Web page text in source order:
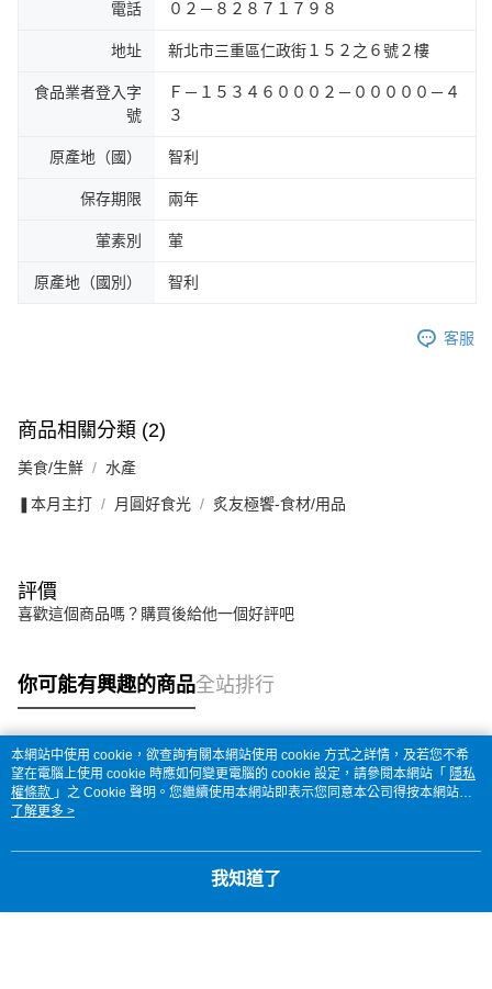
電話 ０２－８２８７１７９８
地址 新北市三重區仁政街１５２之６號２樓
食品業者登入字
號
Ｆ－１５３４６０００２－０００００－４
３
原產地（國） 智利
保存期限 兩年
葷素別 葷
原產地（國別） 智利
客服
商品相關分類 (2)
美食/生鮮 水產
❚本月主打 月圓好食光 炙友極饗-食材/用品
評價
喜歡這個商品嗎？購買後給他一個好評吧
你可能有興趣的商品全站排行
熱門標籤
本網站中使用 cookie，欲查詢有關本網站使用 cookie 方式之詳情，及若您不希
望在電腦上使用 cookie 時應如何變更電腦的 cookie 設定，請參閱本網站「 隱私
權條款 」之 Cookie 聲明。您繼續使用本網站即表示您同意本公司得按本網站使
用條款之 Cookie 聲明使用 cookie。
了解更多 >
我知道了